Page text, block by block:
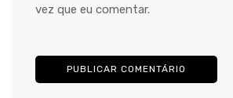
vez que eu comentar.